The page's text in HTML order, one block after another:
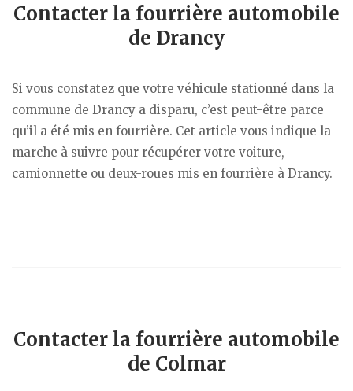
Contacter la fourrière automobile
de Drancy
Si vous constatez que votre véhicule stationné dans la
commune de Drancy a disparu, c’est peut-être parce
qu’il a été mis en fourrière. Cet article vous indique la
marche à suivre pour récupérer votre voiture,
camionnette ou deux-roues mis en fourrière à Drancy.
Contacter la fourrière automobile
de Colmar